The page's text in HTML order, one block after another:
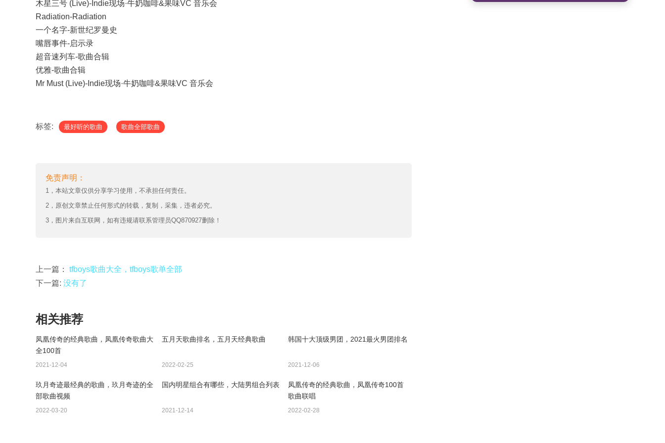
木星三号 (Live)-Indie现场·牛奶咖啡&果味VC 音乐会
Radiation-Radiation
一个名字-新世纪罗曼史
嘴唇事件-启示录
超音速列车-歌曲合辑
优雅-歌曲合辑
Mr Must (Live)-Indie现场·牛奶咖啡&果味VC 音乐会
标签: 最好听的歌曲 歌曲全部歌曲
免责声明：
1，本站文章仅供分享学习使用，不承担任何责任。
2，原创文章禁止任何形式的转载，复制，采集，违者必究。
3，图片来自互联网，如有违规请联系管理员QQ870927删除！
上一篇： tfboys歌曲大全，tfboys歌单全部
下一篇: 没有了
相关推荐
凤凰传奇的经典歌曲，凤凰传奇歌曲大
全100首
2021-12-04
五月天歌曲排名，五月天经典歌曲
2022-02-25
韩国十大顶级男团，2021最火男团排名
2021-12-06
玖月奇迹最经典的歌曲，玖月奇迹的全
部歌曲视频
2022-03-20
国内明星组合有哪些，大陆男组合列表
2021-12-14
凤凰传奇的经典歌曲，凤凰传奇100首
歌曲联唱
2022-02-28